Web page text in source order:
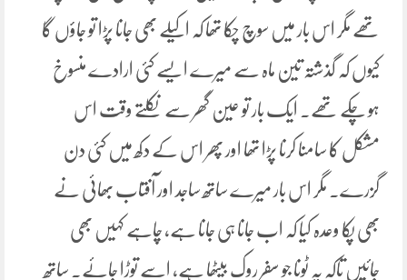
تھے مگر اس بار میں سوچ چکا تھا کہ اکیلے بھی جانا پڑا تو جاؤں گا
کیوں کہ گذشتہ تین ماہ سے میرے ایسے کئی ارادے منسوخ
ہو چکے تھے. ایک بار تو عین گھر سے نکلتے وقت اس
مشکل کا سامنا کرنا پڑا تھا اور پھر اس کے دکھ میں کئی دن
گزرے۔ مگر اس بار میرے ساتھ ساجد اور آفتاب بھائی نے
بھی پکا وعدہ کیا کہ اب جانا ہی جانا ہے، چاہے کہیں بھی
جائیں تاکہ یہ ٹونا جو سفر روک بیٹھا ہے، اسے توڑا جائے. ساتھ